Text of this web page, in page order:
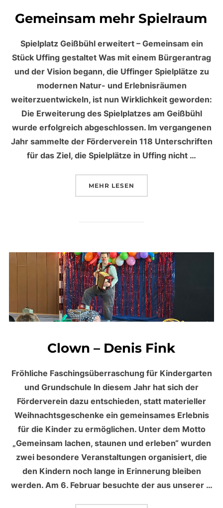
Gemeinsam mehr Spielraum
Spielplatz Geißbühl erweitert – Gemeinsam ein
Stück Uffing gestaltet Was mit einem Bürgerantrag
und der Vision begann, die Uffinger Spielplätze zu
modernen Natur- und Erlebnisräumen
weiterzuentwickeln, ist nun Wirklichkeit geworden:
Die Erweiterung des Spielplatzes am Geißbühl
wurde erfolgreich abgeschlossen. Im vergangenen
Jahr sammelte der Förderverein 118 Unterschriften
für das Ziel, die Spielplätze in Uffing nicht …
MEHR ÜBER „GEMEINSAM MEHR
LESEN
Clown – Denis Fink
Fröhliche Faschingsüberraschung für Kindergarten
und Grundschule In diesem Jahr hat sich der
Förderverein dazu entschieden, statt materieller
Weihnachtsgeschenke ein gemeinsames Erlebnis
für die Kinder zu ermöglichen. Unter dem Motto
„Gemeinsam lachen, staunen und erleben“ wurden
zwei besondere Veranstaltungen organisiert, die
den Kindern noch lange in Erinnerung bleiben
werden. Am 6. Februar besuchte der aus unserer …